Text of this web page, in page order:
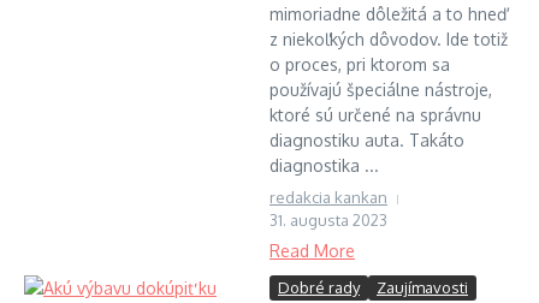
mimoriadne dôležitá a to hneď
z niekoľkých dôvodov. Ide totiž
o proces, pri ktorom sa
používajú špeciálne nástroje,
ktoré sú určené na správnu
diagnostiku auta. Takáto
diagnostika ...
redakcia kankan
31. augusta 2023
Read More
Dobré rady Zaujímavosti